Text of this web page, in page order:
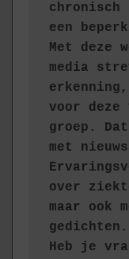
chronisch
een
Met deze
media
voor deze
groep. Dat
met
over
maar ook
gedichten.
Heb je